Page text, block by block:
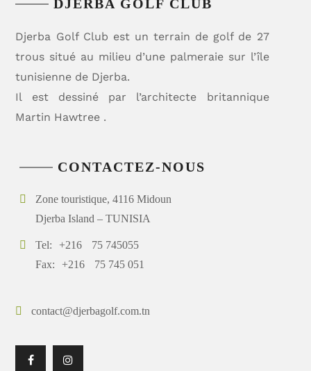
DJERBA GOLF CLUB
Djerba Golf Club est un terrain de golf de 27
trous situé au milieu d’une palmeraie sur l’île
tunisienne de Djerba.
Il est dessiné par l’architecte britannique
Martin Hawtree .
CONTACTEZ-NOUS
Zone touristique, 4116 Midoun
Djerba Island – TUNISIA
Tel: +216
75 745055
Fax:
+216 75 745 051
contact@djerbagolf.com.tn